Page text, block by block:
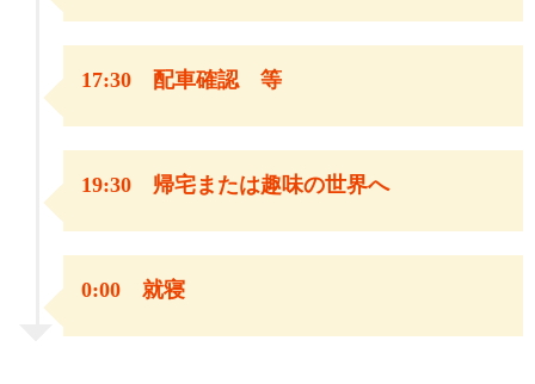
17:30 配車確認 等
19:30 帰宅または趣味の世界へ
0:00 就寝